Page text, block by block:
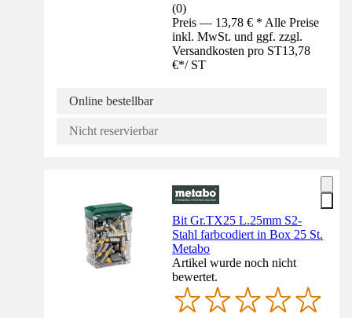
(0)
Preis — 13,78 € * Alle Preise
inkl. MwSt. und ggf. zzgl.
Versandkosten pro ST13,78
€*/ ST
Online bestellbar
Nicht reservierbar
Bit Gr.TX25 L.25mm S2-
Stahl farbcodiert in Box 25 St.
Metabo
Artikel wurde noch nicht
bewertet.